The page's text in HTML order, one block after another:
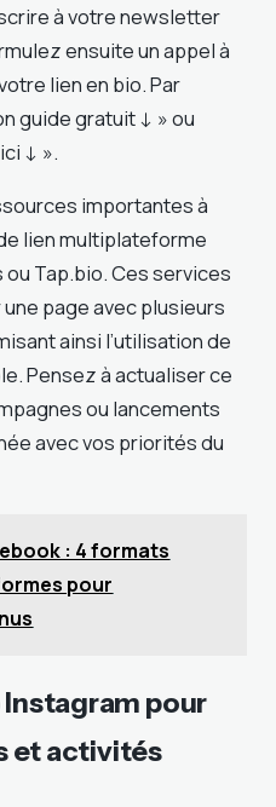
à votre newsletter
ensuite un appel à
lien en bio. Par
guide gratuit ↓ » ou
↓ ».
importantes à
lien multiplateforme
Tap.bio. Ces services
page avec plusieurs
ainsi l’utilisation de
Pensez à actualiser ce
ou lancements
avec vos priorités du
: 4 formats
pour
Instagram pour
et activités